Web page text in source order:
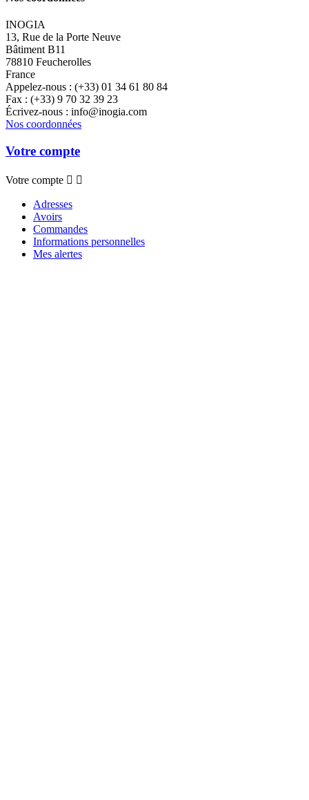
INOGIA
13, Rue de la Porte Neuve
Bâtiment B11
78810 Feucherolles
France
Appelez-nous : (+33) 01 34 61 80 84
Fax : (+33) 9 70 32 39 23
Écrivez-nous : info@inogia.com
Nos coordonnées
Votre compte
Votre compte  
Adresses
Avoirs
Commandes
Informations personnelles
Mes alertes